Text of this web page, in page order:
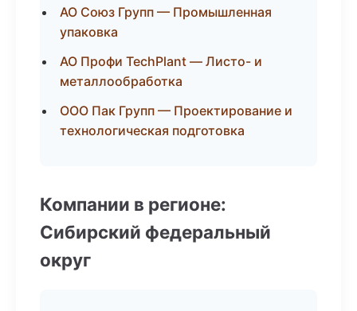
АО Союз Групп — Промышленная
упаковка
АО Профи TechPlant — Листо- и
металлообработка
ООО Пак Групп — Проектирование и
технологическая подготовка
Компании в регионе:
Сибирский федеральный
округ